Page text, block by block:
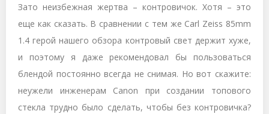
Зато неизбежная жертва – контровичок. Хотя – это
еще как сказать. В сравнении с тем же Carl Zeiss 85mm
1.4 герой нашего обзора контровый свет держит хуже,
и поэтому я даже рекомендовал бы пользоваться
блендой постоянно всегда не снимая. Но вот скажите:
неужели инженерам Canon при создании топового
стекла трудно было сделать, чтобы без контровичка?